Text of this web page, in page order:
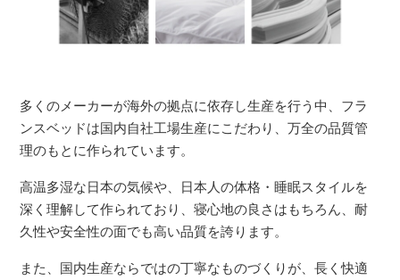
多くのメーカーが海外の拠点に依存し生産を行う中、フラ
ンスベッドは国内自社工場生産にこだわり、万全の品質管
理のもとに作られています。
高温多湿な日本の気候や、日本人の体格・睡眠スタイルを
深く理解して作られており、寝心地の良さはもちろん、耐
久性や安全性の面でも高い品質を誇ります。
また、国内生産ならではの丁寧なものづくりが、長く快適